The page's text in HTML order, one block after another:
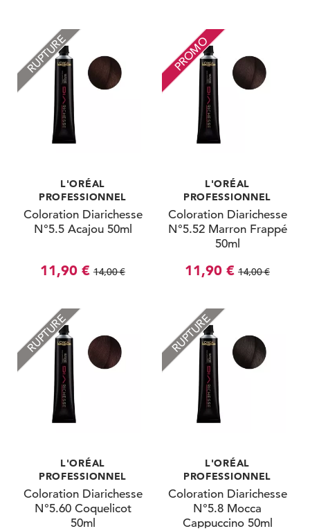
RUPTURE
L'ORÉAL
PROFESSIONNEL
Coloration Diarichesse
N°5.5 Acajou 50ml
11,90 € 14,00 €
PROMO
L'ORÉAL
PROFESSIONNEL
Coloration Diarichesse
N°5.52 Marron Frappé
50ml
11,90 € 14,00 €
RUPTURE
L'ORÉAL
PROFESSIONNEL
Coloration Diarichesse
N°5.60 Coquelicot
50ml
RUPTURE
L'ORÉAL
PROFESSIONNEL
Coloration Diarichesse
N°5.8 Mocca
Cappuccino 50ml